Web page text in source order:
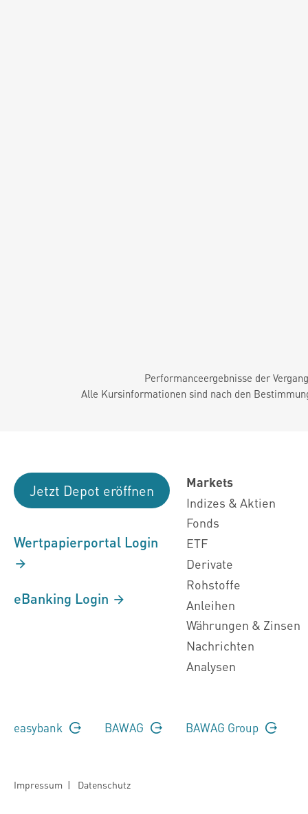
Performanceergebnisse der
Alle Kursinformationen sind nach den
Jetzt Depot eröffnen
Wertpapierportal Login
eBanking Login
Markets
Indizes & Aktien
Fonds
ETF
Derivate
Rohstoffe
Anleihen
Währungen & Zinsen
Nachrichten
Analysen
easybank BAWAG BAWAG Group
Impressum | Datenschutz